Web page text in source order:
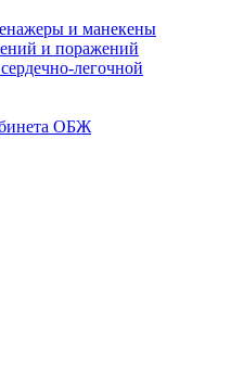
и манекены
и поражений
легочной
ОБЖ